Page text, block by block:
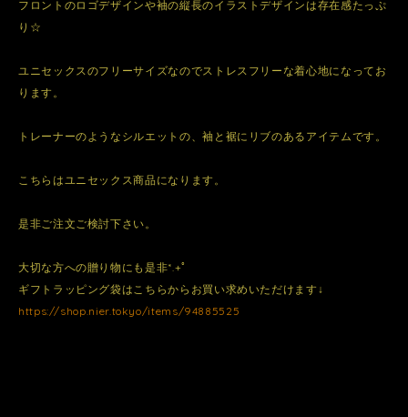
フロントのロゴデザインや袖の縦長のイラストデザインは存在感たっぷ
り☆
ユニセックスのフリーサイズなのでストレスフリーな着心地になってお
ります。
トレーナーのようなシルエットの、袖と裾にリブのあるアイテムです。
こちらはユニセックス商品になります。
是非ご注文ご検討下さい。
大切な方への贈り物にも是非*.+ﾟ
ギフトラッピング袋はこちらからお買い求めいただけます↓
https://shop.nier.tokyo/items/94885525